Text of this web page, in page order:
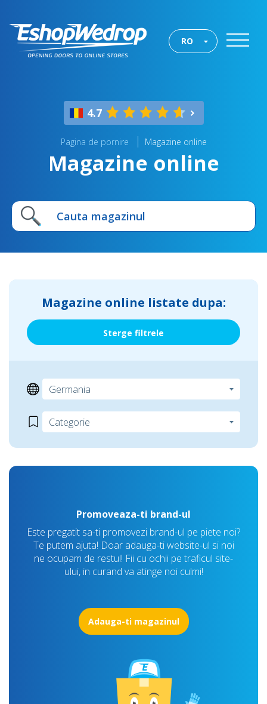
RO
4.7
Pagina de pornire Magazine online
Magazine online
Magazine online listate dupa:
Sterge filtrele
Promoveaza-ti brand-ul
Este pregatit sa-ti promovezi brand-ul pe piete noi?
Te putem ajuta! Doar adauga-ti website-ul si noi
ne ocupam de restul! Fii cu ochii pe traficul site-
ului, in curand va atinge noi culmi!
Adauga-ti magazinul